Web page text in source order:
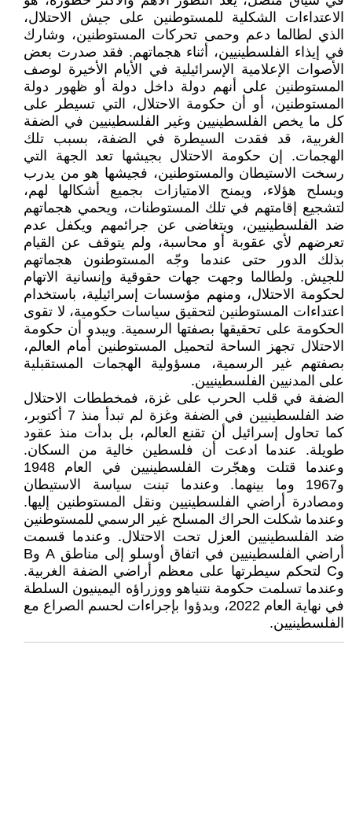
الاعتداءات الشكلية للمستوطنين على جيش الاحتلال،
الذي لطالما دعم وحمى تحركات المستوطنين، وشارك
في إيذاء الفلسطينيين، أثناء هجماتهم. فقد صدرت بعض
الأصوات الإعلامية الإسرائيلية في الأيام الأخيرة لوصف
المستوطنين على أنهم دولة داخل دولة أو ظهور دولة
المستوطنين، أو أن حكومة الاحتلال، التي تسيطر على
كل ما يخص الفلسطينيين وغير الفلسطينيين في الضفة
الغربية، قد فقدت السيطرة في الضفة، بسبب تلك
الهجمات. إن حكومة الاحتلال بجيشها تعد الجهة التي
رسخت الاستيطان والمستوطنين، فجيشها هو من يدرب
ويسلح هؤلاء، ويمنح الامتيازات بجميع أشكالها لهم،
لتشجيع إقامتهم في تلك المستوطنات، ويحمي هجماتهم
ضد الفلسطينيين، ويتغاضى عن جرائمهم ويكفل عدم
تعرضهم لأي عقوبة أو محاسبة، ولم يتوقف عن القيام
بذلك الدور حتى عندما وجّه المستوطنون هجماتهم
للجيش. ولطالما وجهت جهات حقوقية وإنسانية الاتهام
لحكومة الاحتلال، ومنهم مؤسسات إسرائيلية، باستخدام
اعتداءات المستوطنين لتحقيق سياسات حكومية، لا تقوى
الحكومة على تحقيقها بصفتها الرسمية. ويبدو أن حكومة
الاحتلال تجهز الساحة لتحميل المستوطنين أمام العالم،
بصفتهم غير الرسمية، مسؤولية الهجمات المستقبلية
على المدنيين الفلسطينيين.
الضفة في قلب الحرب على غزة، فمخططات الاحتلال
ضد الفلسطينيين في الضفة وغزة لم تبدأ منذ 7 أكتوبر،
كما تحاول إسرائيل أن تقنع العالم، بل بدأت منذ عقود
طويلة. عندما ادعت أن فلسطين خالية من السكان.
وعندما قتلت وهجّرت الفلسطينيين في العام 1948
و1967 وما بينهما. وعندما تبنت سياسة الاستيطان
ومصادرة أراضي الفلسطينيين ونقل المستوطنين إليها.
وعندما شكلت الحراك المسلح غير الرسمي للمستوطنين
ضد الفلسطينيين العزل تحت الاحتلال. وعندما قسمت
أراضي الفلسطينيين في اتفاق أوسلو إلى مناطق A وB
وC لتحكم سيطرتها على معظم أراضي الضفة الغربية.
وعندما تسلمت حكومة نتنياهو ووزراؤه اليمينيون السلطة
في نهاية العام 2022، وبدؤوا بإجراءات لحسم الصراع مع
الفلسطينيين.